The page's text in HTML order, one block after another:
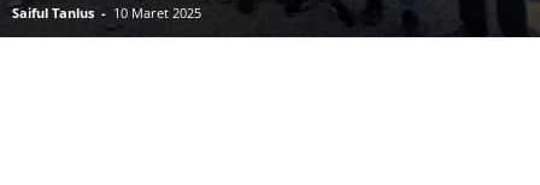
Saiful Tanlus - 10 Maret 2025